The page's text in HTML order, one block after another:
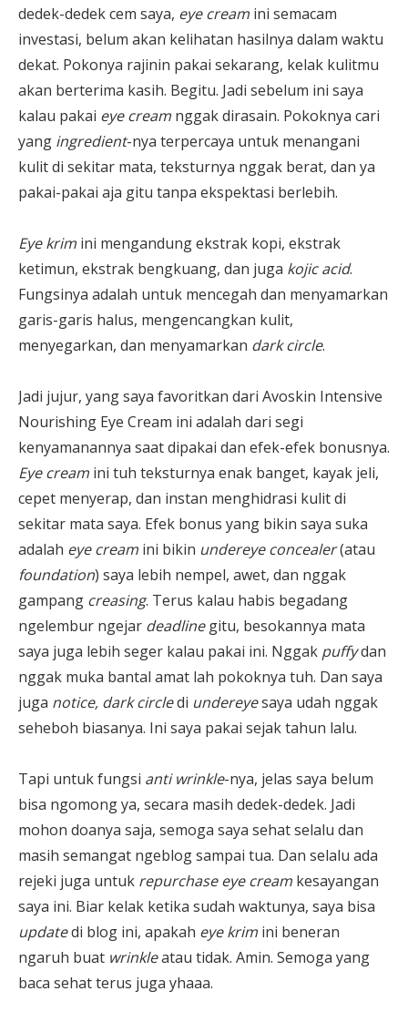
dedek-dedek cem saya, eye cream ini semacam
investasi, belum akan kelihatan hasilnya dalam waktu
dekat. Pokonya rajinin pakai sekarang, kelak kulitmu
akan berterima kasih. Begitu. Jadi sebelum ini saya
kalau pakai eye cream nggak dirasain. Pokoknya cari
yang ingredient-nya terpercaya untuk menangani
kulit di sekitar mata, teksturnya nggak berat, dan ya
pakai-pakai aja gitu tanpa ekspektasi berlebih.
Eye krim ini mengandung ekstrak kopi, ekstrak
ketimun, ekstrak bengkuang, dan juga kojic acid.
Fungsinya adalah untuk mencegah dan menyamarkan
garis-garis halus, mengencangkan kulit,
menyegarkan, dan menyamarkan dark circle.
Jadi jujur, yang saya favoritkan dari Avoskin Intensive
Nourishing Eye Cream ini adalah dari segi
kenyamanannya saat dipakai dan efek-efek bonusnya.
Eye cream ini tuh teksturnya enak banget, kayak jeli,
cepet menyerap, dan instan menghidrasi kulit di
sekitar mata saya. Efek bonus yang bikin saya suka
adalah eye cream ini bikin undereye concealer(atau
foundation) saya lebih nempel, awet, dan nggak
gampang creasing. Terus kalau habis begadang
ngelembur ngejar deadlinegitu, besokannya mata
saya juga lebih seger kalau pakai ini. Nggak puffydan
nggak muka bantal amat lah pokoknya tuh. Dan saya
juga notice, dark circledi undereyesaya udah nggak
seheboh biasanya. Ini saya pakai sejak tahun lalu.
Tapi untuk fungsi anti wrinkle-nya, jelas saya belum
bisa ngomong ya, secara masih dedek-dedek. Jadi
mohon doanya saja, semoga saya sehat selalu dan
masih semangat ngeblog sampai tua. Dan selalu ada
rejeki juga untuk repurchase eye cream kesayangan
saya ini. Biar kelak ketika sudah waktunya, saya bisa
updatedi blog ini, apakah eye krim ini beneran
ngaruh buat wrinkleatau tidak. Amin. Semoga yang
baca sehat terus juga yhaaa.